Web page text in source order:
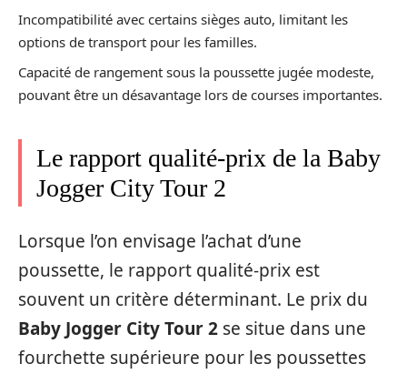
Incompatibilité avec certains sièges auto, limitant les
options de transport pour les familles.
Capacité de rangement sous la poussette jugée modeste,
pouvant être un désavantage lors de courses importantes.
Le rapport qualité-prix de la Baby
Jogger City Tour 2
Lorsque l’on envisage l’achat d’une
poussette, le rapport qualité-prix est
souvent un critère déterminant. Le prix du
Baby Jogger City Tour 2 se situe dans une
fourchette supérieure pour les poussettes